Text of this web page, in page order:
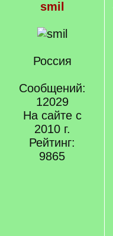
smil
Россия
Сообщений:
12029
На сайте с
2010 г.
Рейтинг:
9865